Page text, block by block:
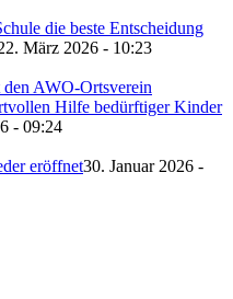
die beste Entscheidung
März 2026 - 10:23
AWO-Ortsverein
Hilfe bedürftiger Kinder
- 09:24
eröffnet30. Januar 2026 -